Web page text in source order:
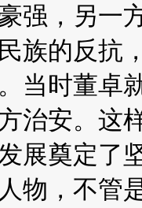
强，另一
族的反抗
当时董卓
治安。这
展奠定了
物，不管